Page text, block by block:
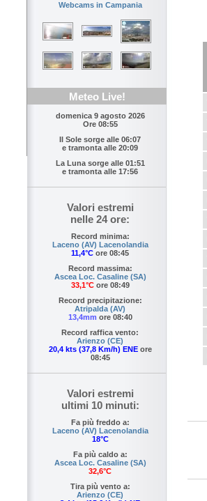
Webcams in Campania
Meteo Live!
domenica 9 agosto 2026
Ore 08:55
Il Sole sorge alle 06:07
e tramonta alle 20:09
La Luna sorge alle 01:51
e tramonta alle 17:56
Valori estremi
nelle 24 ore:
Record minima:
Laceno (AV) Lacenolandia
11,4°C ore 08:45
Record massima:
Ascea Loc. Casaline (SA)
33,1°Core 08:49
Record precipitazione:
Atripalda (AV)
13,4mm ore 08:40
Record raffica vento:
Arienzo (CE)
20,4 kts (37,8 Km/h) ENEore
08:45
Valori estremi
ultimi 10 minuti:
Fa più freddo a:
Laceno (AV) Lacenolandia
18°C
Fa più caldo a:
Ascea Loc. Casaline (SA)
32,6°C
Tira più vento a:
Arienzo (CE)